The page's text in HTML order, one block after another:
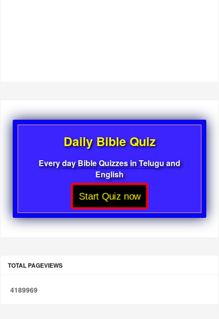
Daily Bible Quiz
Every day Bible Quizzes in Telugu and
English
Start Quiz now
TOTAL PAGEVIEWS
4189969